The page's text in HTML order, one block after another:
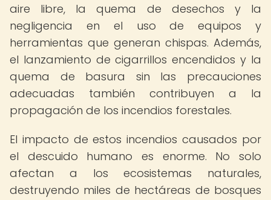
aire libre, la quema de desechos y la
negligencia en el uso de equipos y
herramientas que generan chispas. Además,
el lanzamiento de cigarrillos encendidos y la
quema de basura sin las precauciones
adecuadas también contribuyen a la
propagación de los incendios forestales.
El impacto de estos incendios causados por
el descuido humano es enorme. No solo
afectan a los ecosistemas naturales,
destruyendo miles de hectáreas de bosques